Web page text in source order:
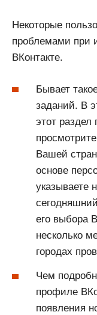
Некоторые
проблемами при
ВКонтакте.
Бывает
заданий. В
этот раздел
Вашей
основе
указываете
его выбора
несколько
городах
Чем
профиле
появления